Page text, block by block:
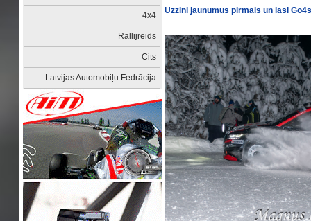
4x4
Rallijreids
Cits
Latvijas Automobiļu Fedrācija
Uzzini jaunumus pirmais un lasi